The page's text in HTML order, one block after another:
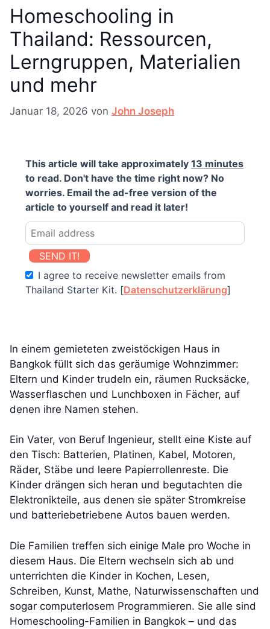
Homeschooling in
Thailand: Ressourcen,
Lerngruppen, Materialien
und mehr
Januar 18, 2026 von John Joseph
This article will take approximately 13 minutes
to read. Don't have the time right now? No
worries. Email the ad-free version of the
article to yourself and read it later!
SEND IT!
I agree to receive newsletter emails from
Thailand Starter Kit. [Datenschutzerklärung]
In einem gemieteten zweistöckigen Haus in
Bangkok füllt sich das geräumige Wohnzimmer:
Eltern und Kinder trudeln ein, räumen Rucksäcke,
Wasserflaschen und Lunchboxen in Fächer, auf
denen ihre Namen stehen.
Ein Vater, von Beruf Ingenieur, stellt eine Kiste auf
den Tisch: Batterien, Platinen, Kabel, Motoren,
Räder, Stäbe und leere Papierrollenreste. Die
Kinder drängen sich heran und begutachten die
Elektronikteile, aus denen sie später Stromkreise
und batteriebetriebene Autos bauen werden.
Die Familien treffen sich einige Male pro Woche in
diesem Haus. Die Eltern wechseln sich ab und
unterrichten die Kinder in Kochen, Lesen,
Schreiben, Kunst, Mathe, Naturwissenschaften und
sogar computerlosem Programmieren. Sie alle sind
Homeschooling-Familien in Bangkok – und das